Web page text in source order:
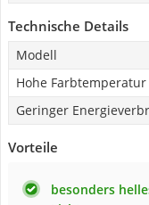
Technische Details
Modell
Hohe Farbtemperatur
Geringer
Vorteile
besonders